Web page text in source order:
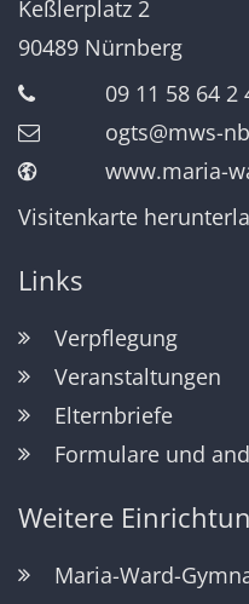
Keßlerplatz 2
90489 Nürnberg
09 11 58 64 2
ogts@mws-
www.maria-
Visitenkarte
Links
Verpflegung
Veranstaltungen
Elternbriefe
Formulare und
Weitere
Maria-Ward-